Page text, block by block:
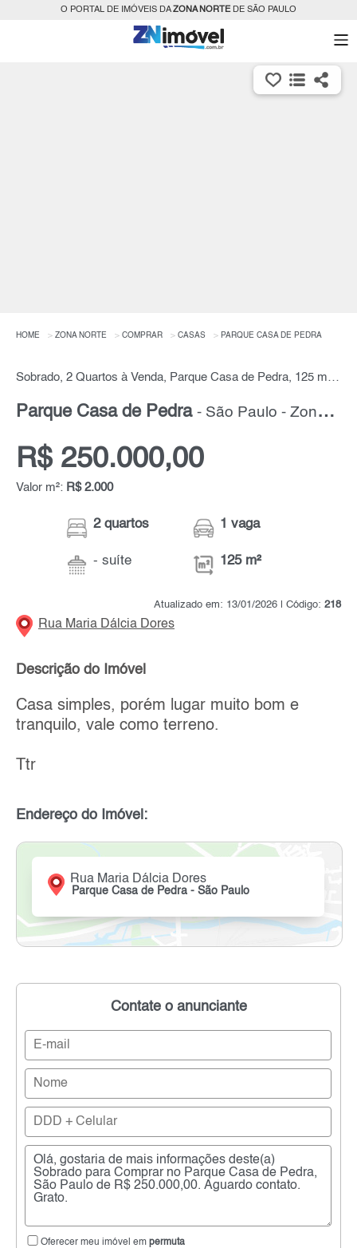
O PORTAL DE IMÓVEIS DAZONA NORTEDE SÃO PAULO
HOME ZONA NORTE COMPRAR CASAS PARQUE CASA DE PEDRA
Sobrado, 2 Quartos à Venda, Parque Casa de Pedra, 125 m² por R$ 250.000,00
Parque Casa de Pedra - São Paulo - Zona Norte
R$ 250.000,00
Valor m²: R$ 2.000
2 quartos
- suíte
1 vaga
125 m²
Atualizado em: 13/01/2026 | Código: 218
Rua Maria Dálcia Dores
Descrição do Imóvel
Casa simples, porém lugar muito bom e
tranquilo, vale como terreno.
Ttr
Endereço do Imóvel:
Rua Maria Dálcia Dores
Parque Casa de Pedra - São Paulo
Contate o anunciante
Oferecer meu imóvel em permuta